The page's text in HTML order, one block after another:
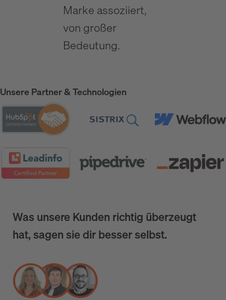
Marke assoziiert,
von großer
Bedeutung.
Unsere Partner & Technologien
Was unsere Kunden richtig überzeugt
hat, sagen sie dir besser selbst.